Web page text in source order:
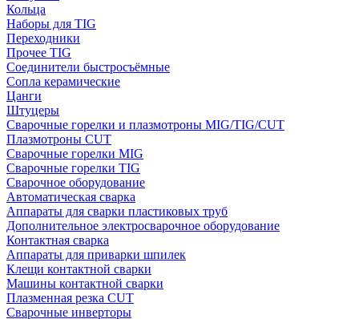
Кольца
Наборы для TIG
Переходники
Прочее TIG
Соединители быстросъёмные
Сопла керамические
Цанги
Штуцеры
Сварочные горелки и плазмотроны MIG/TIG/CUT
Плазмотроны CUT
Сварочные горелки MIG
Сварочные горелки TIG
Сварочное оборудование
Автоматическая сварка
Аппараты для сварки пластиковых труб
Дополнительное электросварочное оборудование
Контактная сварка
Аппараты для приварки шпилек
Клещи контактной сварки
Машины контактной сварки
Плазменная резка CUT
Сварочные инверторы